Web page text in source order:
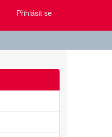
Přihlásit se